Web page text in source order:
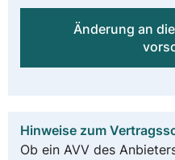
Änderung an
Hinweise zum
Ob ein AVV des